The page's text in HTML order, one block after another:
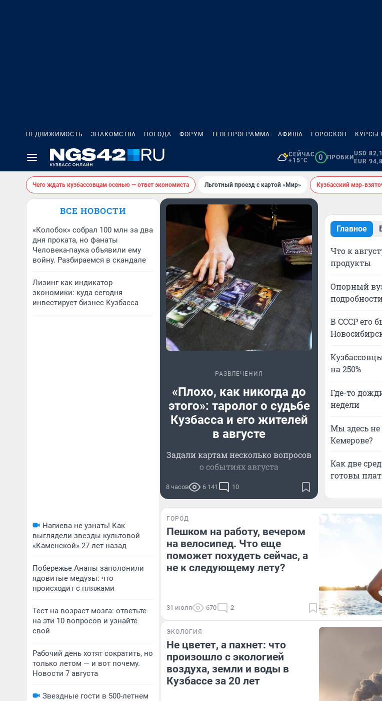
НЕДВИЖИМОСТЬ ЗНАКОМСТВА ПОГОДА ФОРУМ ТЕЛЕПРОГРАММА АФИША ГОРОСКОП КУРСЫ
СЕЙЧАС
+15°C
0 ПРОБКИ
USD
EUR
Чего ждать кузбассовцам осенью — ответ экономиста Льготный проезд с картой «Мир» Кузбасский мэр-
ВСЕ НОВОСТИ
«Колобок» собрал 100 млн за два
дня проката, но фанаты
Человека-паука объявили ему
войну. Разбираемся в скандале
Лизинг как индикатор
экономики: куда сегодня
инвестирует бизнес Кузбасса
Нагиева не узнать! Как
выглядели звезды культовой
«Каменской» 27 лет назад
Побережье Анапы заполонили
ядовитые медузы: что
происходит с пляжами
Тест на возраст мозга: ответьте
на эти 10 вопросов и узнайте
свой
Рабочий день хотят сократить, но
только летом — и вот почему.
Новости 7 августа
Звездные гости в 500-летнем
РАЗВЛЕЧЕНИЯ
«Плохо, как никогда до
этого»: таролог о судьбе
Кузбасса и его жителей
в августе
Задали картам несколько вопросов
о событиях августа
8 часов 6 141 10
Главное
Что к
продукты
Опорный
В СССР его
на 250%
Где-то
недели
Мы здесь не
Кемерове?
Как две
готовы
ГОРОД
Пешком на работу, вечером
на велосипед. Что еще
поможет похудеть сейчас, а
не к следующему лету?
31 июля 670 2
ЭКОЛОГИЯ
Не цветет, а пахнет: что
произошло с экологией
воздуха, земли и воды в
Кузбассе за 20 лет